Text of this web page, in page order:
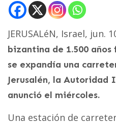
JERUSALéN, Israel, jun.
bizantina de 1.500
se expandía una
Jerusalén, la Autoridad
anunció el miércoles.
Una estación de